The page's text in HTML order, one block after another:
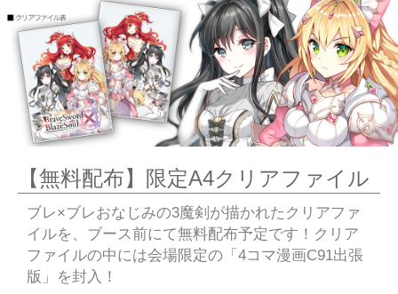
【無料配布】限定A4クリアファイル
ブレ×ブレおなじみの3魔剣が描かれたクリアファ
イルを、ブース前にて無料配布予定です！クリア
ファイルの中には会場限定の「4コマ漫画C91出張
版」を封入！